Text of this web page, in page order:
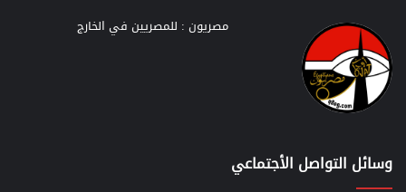
مصريون : للمصريين في الخارج
وسائل التواصل الأجتماعي